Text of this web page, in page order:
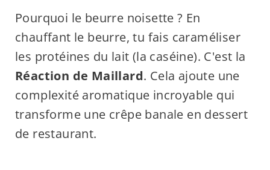
Pourquoi le beurre noisette ? En
chauffant le beurre, tu fais caraméliser
les protéines du lait (la caséine). C'est la
Réaction de Maillard. Cela ajoute une
complexité aromatique incroyable qui
transforme une crêpe banale en dessert
de restaurant.